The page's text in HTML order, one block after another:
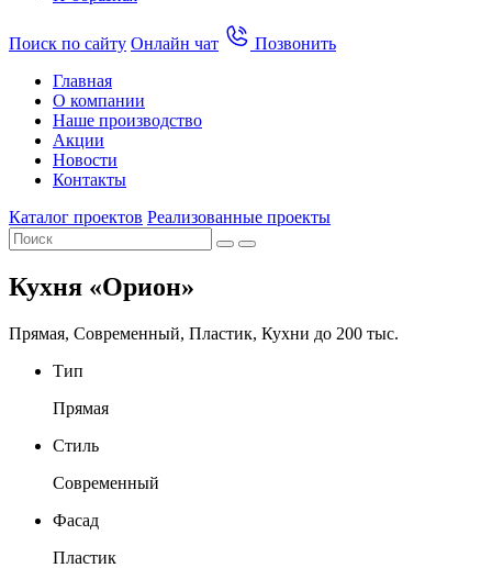
Поиск по сайту Онлайн чат
Позвонить
Главная
О компании
Наше производство
Акции
Новости
Контакты
Каталог проектов Реализованные проекты
Кухня «Орион»
Прямая, Современный, Пластик, Кухни до 200 тыс.
Тип
Прямая
Стиль
Современный
Фасад
Пластик